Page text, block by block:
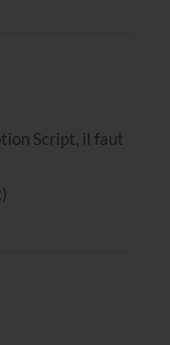
Script, il faut